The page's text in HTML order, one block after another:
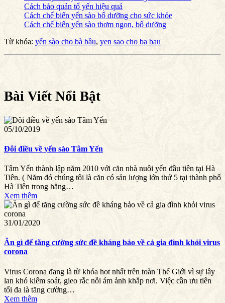
Cách bảo quản tổ yến hiệu quả
Cách chế biến yến sào bổ dưỡng cho sức khỏe
Cách chế biến yến sào thơm ngon, bổ dưỡng
Từ khóa: yến sào cho bà bầu, yen sao cho ba bau
Bài Viết Nổi Bật
05/10/2019
Đôi điều về yến sào Tâm Yến
Tâm Yến thành lập năm 2010 với căn nhà nuôi yến đầu tiên tại Hà
Tiên. ( Năm đó chúng tôi là căn có sản lượng lớn thứ 5 tại thành phố
Hà Tiên trong hằng…
Xem thêm
31/01/2020
Ăn gì để tăng cường sức đề kháng bảo về cả gia đình khỏi virus
corona
Virus Corona đang là từ khóa hot nhất trên toàn Thế Giới vì sự lây
lan khó kiểm soát, gieo rắc nỗi ám ảnh khắp nơi. Việc cần ưu tiên
tối đa là tăng cường…
Xem thêm